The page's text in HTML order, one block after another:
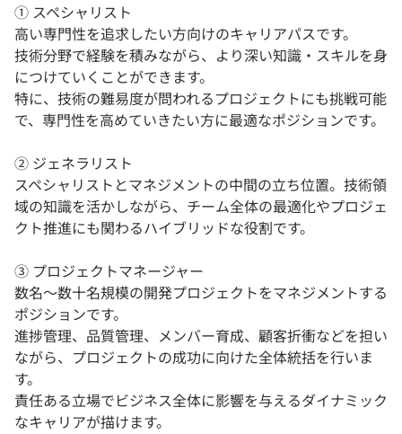
① スペシャリスト
高い専門性を追求したい方向けのキャリアパスです。
技術分野で経験を積みながら、より深い知識・スキルを身
につけていくことができます。
特に、技術の難易度が問われるプロジェクトにも挑戦可能
で、専門性を高めていきたい方に最適なポジションです。
② ジェネラリスト
スペシャリストとマネジメントの中間の立ち位置。技術領
域の知識を活かしながら、チーム全体の最適化やプロジェ
クト推進にも関わるハイブリッドな役割です。
③ プロジェクトマネージャー
数名〜数十名規模の開発プロジェクトをマネジメントする
ポジションです。
進捗管理、品質管理、メンバー育成、顧客折衝などを担い
ながら、プロジェクトの成功に向けた全体統括を行いま
す。
責任ある立場でビジネス全体に影響を与えるダイナミック
なキャリアが描けます。